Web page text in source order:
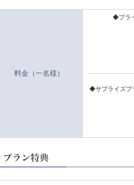
料金（一名様）
◆プラ
◆サプライズプ